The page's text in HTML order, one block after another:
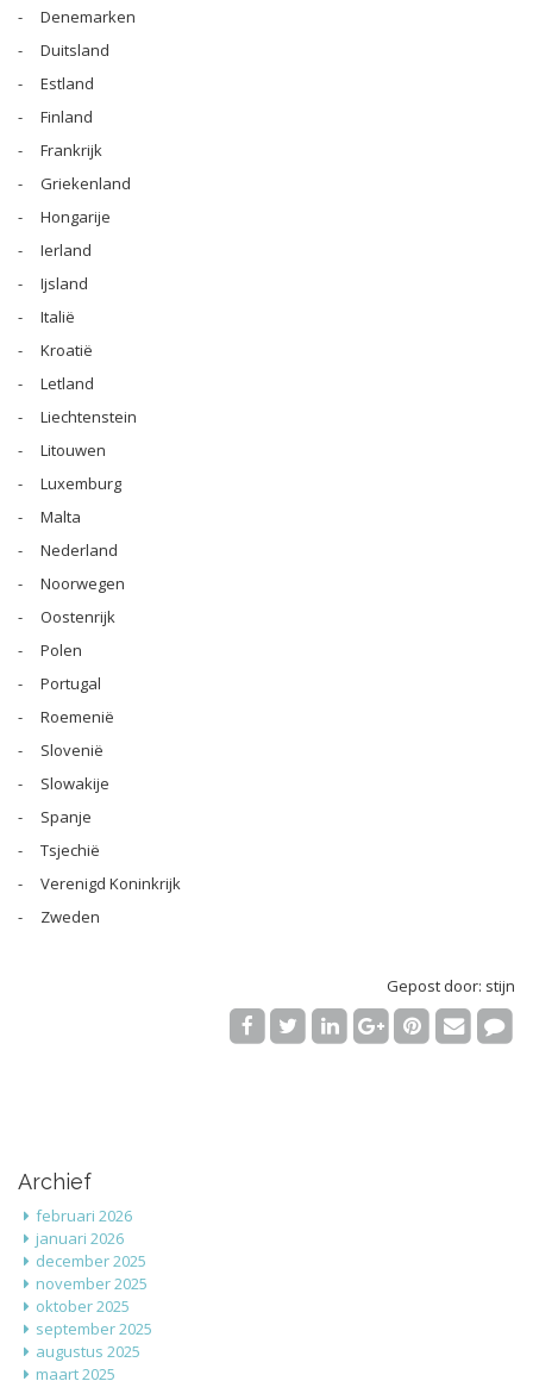
- Denemarken
- Duitsland
- Estland
- Finland
- Frankrijk
- Griekenland
- Hongarije
- Ierland
- Ijsland
- Italië
- Kroatië
- Letland
- Liechtenstein
- Litouwen
- Luxemburg
- Malta
- Nederland
- Noorwegen
- Oostenrijk
- Polen
- Portugal
- Roemenië
- Slovenië
- Slowakije
- Spanje
- Tsjechië
- Verenigd Koninkrijk
- Zweden
Gepost door: stijn
Archief
februari 2026
januari 2026
december 2025
november 2025
oktober 2025
september 2025
augustus 2025
maart 2025